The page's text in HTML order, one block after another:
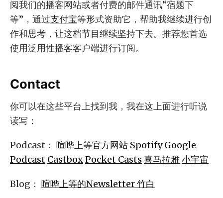
阅我们的播客网站或者付费的邮件通讯“宿题下
等”，通过支付宝等形式资助它，帮助我继续进行创
作和思考，让这档节目继续坚持下去。推荐您首选
使用泛用性播客客户端进行订阅。
Contact
你可以在这些平台上找到我，我在这上面进行听说
读写：
Podcast： 喧哗上等官方网站 Spotify Google
Podcast CastboxPocket Casts 喜马拉雅小宇宙
Blog： 喧哗上等的Newsletter 竹白